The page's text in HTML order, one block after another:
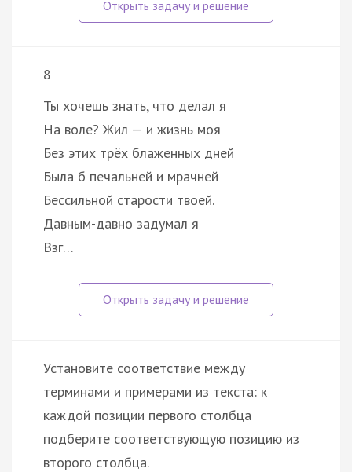
8
Ты хочешь знать, что делал я
На воле? Жил — и жизнь моя
Без этих трёх блаженных дней
Была б печальней и мрачней
Бессильной старости твоей.
Давным-давно задумал я
Взг…
Установите соответствие между
терминами и примерами из текста: к
каждой позиции первого столбца
подберите соответствующую позицию из
второго столбца.